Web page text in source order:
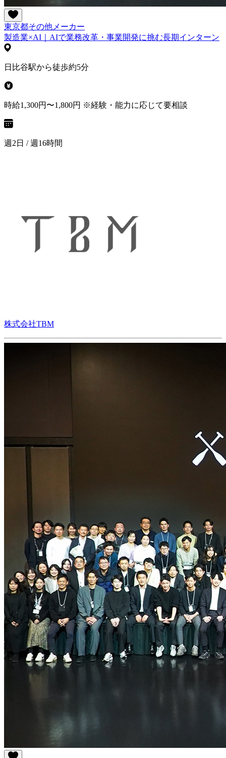
東京都その他 メーカー
製造業×AI｜AIで業務改革・事業開発に挑む長期インターン
日比谷駅から徒歩約5分
時給1,300円〜1,800円 ※経験・能力に応じて要相談
週2日 / 週16時間
株式会社TBM